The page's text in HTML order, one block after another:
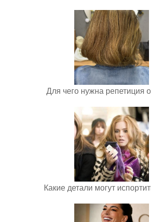
Для чего нужна репетиция
Какие детали могут